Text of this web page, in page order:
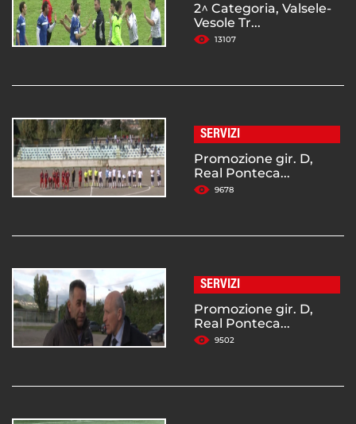
2^ Categoria, Valsele-
Vesole Tr...
13107
SERVIZI
Promozione gir. D,
Real Ponteca...
9678
SERVIZI
Promozione gir. D,
Real Ponteca...
9502